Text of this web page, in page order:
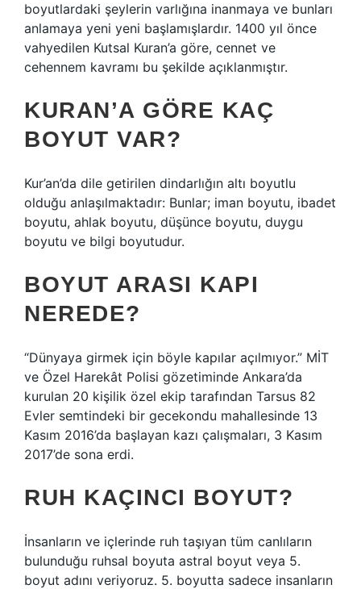
boyutlardaki şeylerin varlığına inanmaya ve bunları
anlamaya yeni yeni başlamışlardır. 1400 yıl önce
vahyedilen Kutsal Kuran’a göre, cennet ve
cehennem kavramı bu şekilde açıklanmıştır.
KURAN’A GÖRE KAÇ
BOYUT VAR?
Kur’an’da dile getirilen dindarlığın altı boyutlu
olduğu anlaşılmaktadır: Bunlar; iman boyutu, ibadet
boyutu, ahlak boyutu, düşünce boyutu, duygu
boyutu ve bilgi boyutudur.
BOYUT ARASI KAPI
NEREDE?
“Dünyaya girmek için böyle kapılar açılmıyor.” MİT
ve Özel Harekât Polisi gözetiminde Ankara’da
kurulan 20 kişilik özel ekip tarafından Tarsus 82
Evler semtindeki bir gecekondu mahallesinde 13
Kasım 2016’da başlayan kazı çalışmaları, 3 Kasım
2017’de sona erdi.
RUH KAÇINCI BOYUT?
İnsanların ve içlerinde ruh taşıyan tüm canlıların
bulunduğu ruhsal boyuta astral boyut veya 5.
boyut adını veriyoruz. 5. boyutta sadece insanların